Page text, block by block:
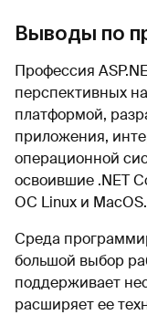
Выводы по
Профессия
перспективных
платформой,
приложения,
операционной
освоившие .NET
ОС Linux и MacOS.
Среда
большой выбор
поддерживает
расширяет ее